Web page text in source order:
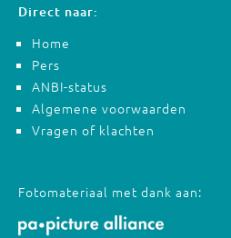
Direct naar:
Home
Pers
ANBI-status
Algemene voorwaarden
Vragen of klachten
Fotomateriaal met dank aan: